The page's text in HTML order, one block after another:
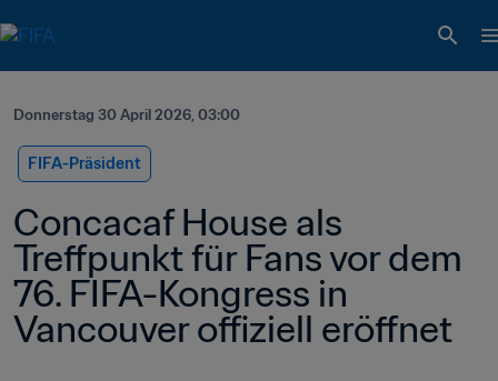
Donnerstag 30 April 2026, 03:00
FIFA-Präsident
Concacaf House als
Treffpunkt für Fans vor dem
76. FIFA-Kongress in
Vancouver offiziell eröffnet